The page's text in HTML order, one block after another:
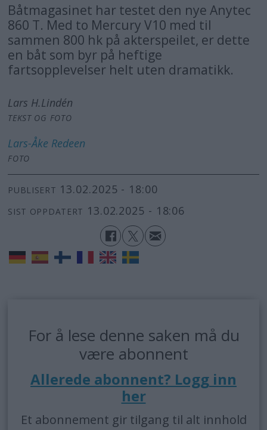
Båtmagasinet har testet den nye Anytec
860 T. Med to Mercury V10 med til
sammen 800 hk på akterspeilet, er dette
en båt som byr på heftige
fartsopplevelser helt uten dramatikk.
Lars H.Lindén
TEKST OG FOTO
Lars-Åke Redeen
FOTO
PUBLISERT 13.02.2025 - 18:00
SIST OPPDATERT 13.02.2025 - 18:06
For å lese denne saken må du
være abonnent
Allerede abonnent? Logg inn
her
Et abonnement gir tilgang til alt innhold